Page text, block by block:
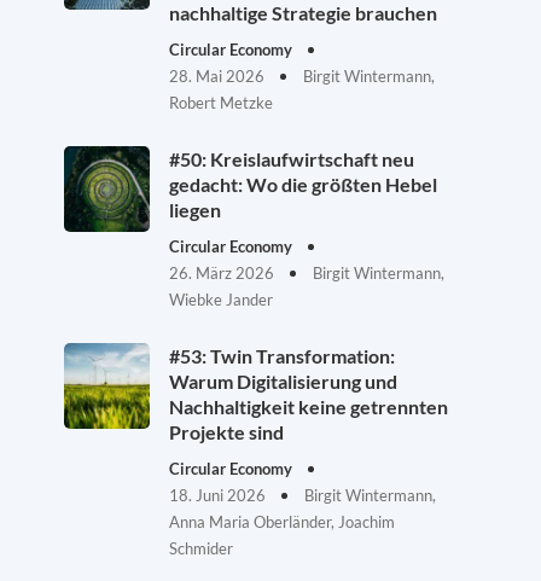
nachhaltige Strategie brauchen
Circular Economy
28. Mai 2026
Birgit Wintermann,
Robert Metzke
#50: Kreislaufwirtschaft neu
gedacht: Wo die größten Hebel
liegen
Circular Economy
26. März 2026
Birgit Wintermann,
Wiebke Jander
#53: Twin Transformation:
Warum Digitalisierung und
Nachhaltigkeit keine getrennten
Projekte sind
Circular Economy
18. Juni 2026
Birgit Wintermann,
Anna Maria Oberländer, Joachim
Schmider